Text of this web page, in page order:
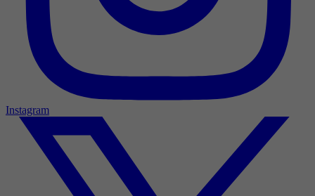
Instagram